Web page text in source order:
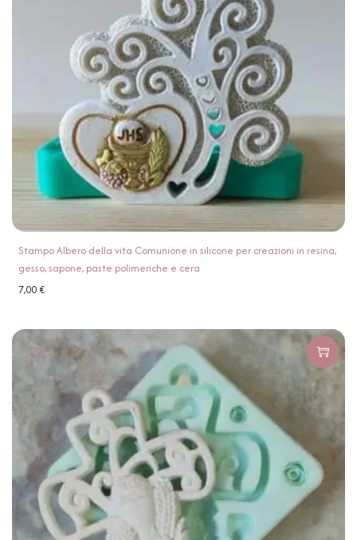
Stampo Albero della vita Comunione in silicone per creazioni in resina,
gesso, sapone, paste polimeriche e cera
7,00€